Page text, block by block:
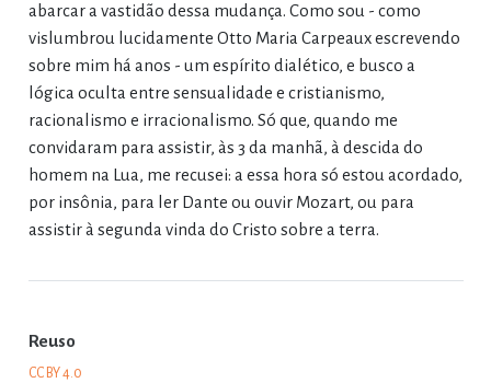
abarcar a vastidão dessa mudança. Como sou - como
vislumbrou lucidamente Otto Maria Carpeaux escrevendo
sobre mim há anos - um espírito dialético, e busco a
lógica oculta entre sensualidade e cristianismo,
racionalismo e irracionalismo. Só que, quando me
convidaram para assistir, às 3 da manhã, à descida do
homem na Lua, me recusei: a essa hora só estou acordado,
por insônia, para ler Dante ou ouvir Mozart, ou para
assistir à segunda vinda do Cristo sobre a terra.
Reuso
CC BY 4.0